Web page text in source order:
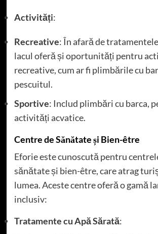
Activități:
Recreative: În afară de
lacul oferă și oportunități pentru
recreative, cum ar fi plimbările cu
pescuitul.
Sportive: Includ plimbări cu barca,
activități acvatice.
Centre de Sănătate și Bien-être
Eforie este cunoscută pentru
sănătate și bien-être, care atrag
lumea. Aceste centre oferă o gamă
inclusiv:
Tratamente cu Apă Sărată: